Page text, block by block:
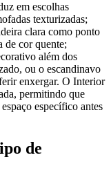
em escolhas
texturizadas;
clara como ponto
de cor quente;
além dos
ou o escandinavo
enxergar. O Interior
permitindo que
específico antes
de